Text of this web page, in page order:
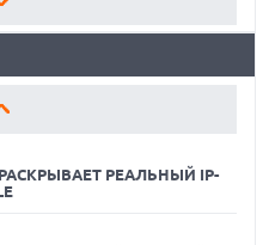
PRO
271PHW E14
МАТРИЦЕЙ
ГОДА
РАСКРЫВАЕТ РЕАЛЬНЫЙ IP-